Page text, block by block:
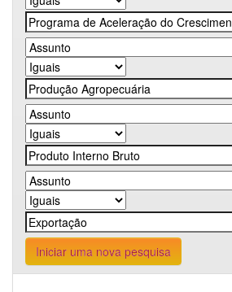
Iniciar uma nova pesquisa